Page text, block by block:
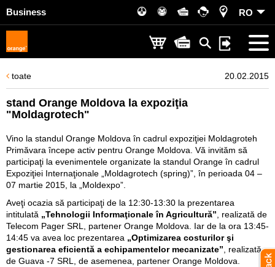
Business RO
toate 20.02.2015
stand Orange Moldova la expoziţia
"Moldagrotech"
Vino la standul Orange Moldova în cadrul expoziţiei Moldagroteh
Primăvara începe activ pentru Orange Moldova. Vă invităm să
participaţi la evenimentele organizate la standul Orange în cadrul
Expoziţiei Internaţionale „Moldagrotech (spring)”, în perioada 04 –
07 martie 2015, la „Moldexpo”.
Aveţi ocazia să participaţi de la 12:30-13:30 la prezentarea
intitulată „Tehnologii Informaţionale în Agricultură” , realizată de
Telecom Pager SRL, partener Orange Moldova. Iar de la ora 13:45-
14:45 va avea loc prezentarea „Optimizarea costurilor şi
gestionarea eficientă a echipamentelor mecanizate” , realizată
de Guava -7 SRL, de asemenea, partener Orange Moldova.